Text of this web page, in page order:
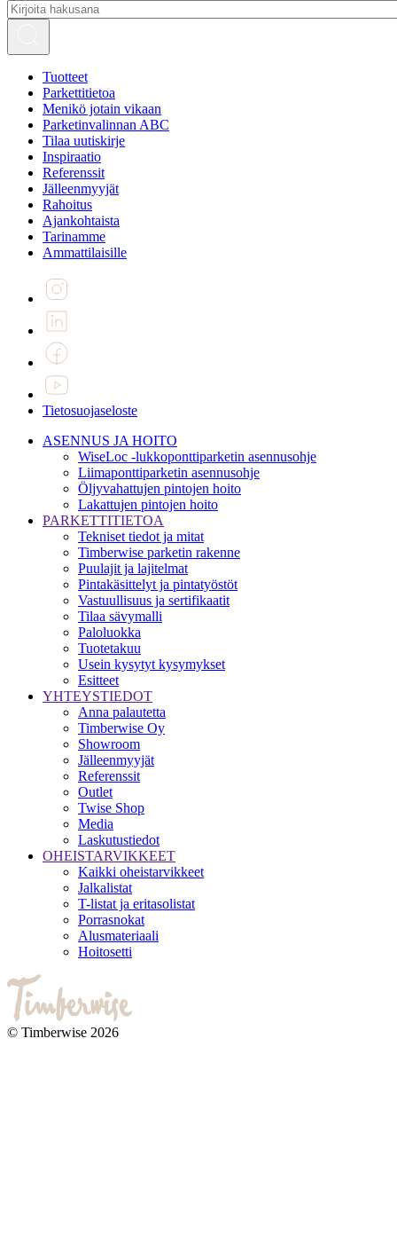
Tuotteet
Parkettitietoa
Menikö jotain vikaan
Parketinvalinnan ABC
Tilaa uutiskirje
Inspiraatio
Referenssit
Jälleenmyyjät
Rahoitus
Ajankohtaista
Tarinamme
Ammattilaisille
Tietosuojaseloste
ASENNUS JA HOITO
WiseLoc -lukkoponttiparketin asennusohje
Liimaponttiparketin asennusohje
Öljyvahattujen pintojen hoito
Lakattujen pintojen hoito
PARKETTITIETOA
Tekniset tiedot ja mitat
Timberwise parketin rakenne
Puulajit ja lajitelmat
Pintakäsittelyt ja pintatyöstöt
Vastuullisuus ja sertifikaatit
Tilaa sävymalli
Paloluokka
Tuotetakuu
Usein kysytyt kysymykset
Esitteet
YHTEYSTIEDOT
Anna palautetta
Timberwise Oy
Showroom
Jälleenmyyjät
Referenssit
Outlet
Twise Shop
Media
Laskutustiedot
OHEISTARVIKKEET
Kaikki oheistarvikkeet
Jalkalistat
T-listat ja eritasolistat
Porrasnokat
Alusmateriaali
Hoitosetti
© Timberwise 2026